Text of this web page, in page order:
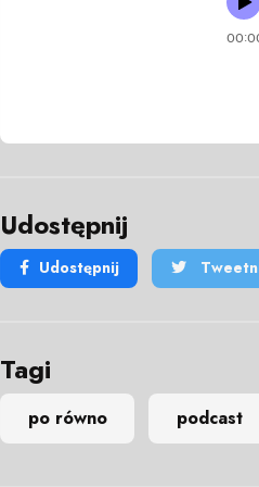
Udostępnij
Udostępnij
Tagi
po równo podcast